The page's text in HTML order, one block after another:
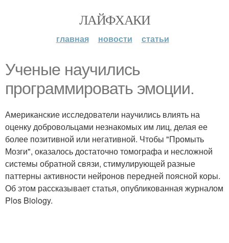
ЛАЙФХАКИ
главная новости статьи
Ученые научились
программировать эмоции.
Американские исследователи научились влиять на
оценку добровольцами незнакомых им лиц, делая ее
более позитивной или негативной. Чтобы "Промыть
Мозги", оказалось достаточно томографа и несложной
системы обратной связи, стимулирующей разные
паттерны активности нейронов передней поясной коры.
Об этом рассказывает статья, опубликованная журналом
Plos Biology.